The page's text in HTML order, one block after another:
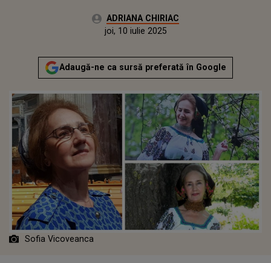
Autor:ADRIANA CHIRIAC
Actualizat:
joi, 10 iulie 2025
Adaugă-ne ca sursă preferată în Google
Sofia Vicoveanca